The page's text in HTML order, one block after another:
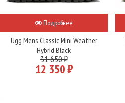
Подробнее
Ugg Mens Classic Mini Weather
Hybrid Black
31 650 ₽
12 350 ₽